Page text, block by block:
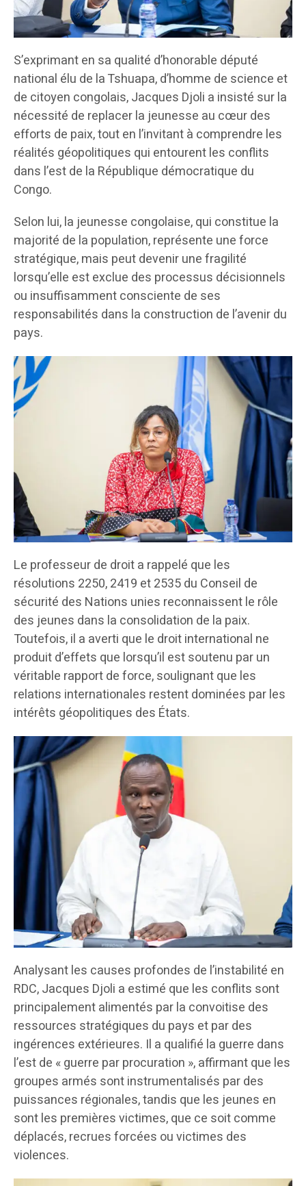
S’exprimant en sa qualité d’honorable député
national élu de la Tshuapa, d’homme de science et
de citoyen congolais, Jacques Djoli a insisté sur la
nécessité de replacer la jeunesse au cœur des
efforts de paix, tout en l’invitant à comprendre les
réalités géopolitiques qui entourent les conflits
dans l’est de la République démocratique du
Congo.
Selon lui, la jeunesse congolaise, qui constitue la
majorité de la population, représente une force
stratégique, mais peut devenir une fragilité
lorsqu’elle est exclue des processus décisionnels
ou insuffisamment consciente de ses
responsabilités dans la construction de l’avenir du
pays.
Le professeur de droit a rappelé que les
résolutions 2250, 2419 et 2535 du Conseil de
sécurité des Nations unies reconnaissent le rôle
des jeunes dans la consolidation de la paix.
Toutefois, il a averti que le droit international ne
produit d’effets que lorsqu’il est soutenu par un
véritable rapport de force, soulignant que les
relations internationales restent dominées par les
intérêts géopolitiques des États.
Analysant les causes profondes de l’instabilité en
RDC, Jacques Djoli a estimé que les conflits sont
principalement alimentés par la convoitise des
ressources stratégiques du pays et par des
ingérences extérieures. Il a qualifié la guerre dans
l’est de « guerre par procuration », affirmant que les
groupes armés sont instrumentalisés par des
puissances régionales, tandis que les jeunes en
sont les premières victimes, que ce soit comme
déplacés, recrues forcées ou victimes des
violences.